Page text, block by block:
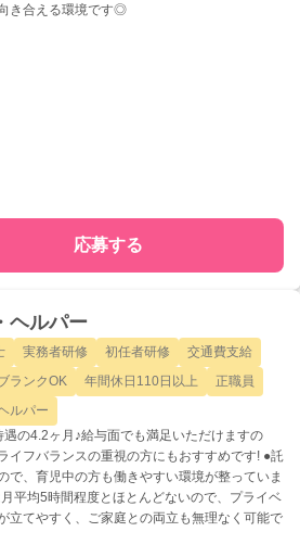
き合える環境です◎
応募する
ヘルパー
実務者研修 初任者研修
交通費支給
ランクOK 年間休日110日以上
正職員
ルパー
遇の4.2ヶ月♪給与面でも満足いただけますの
イフバランスの重視の方にもおすすめです! ●託
で、育児中の方も働きやすい環境が整っていま
平均5時間程度とほとんどないので、プライベ
立てやすく、ご家庭との両立も無理なく可能で